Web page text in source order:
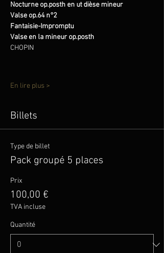
Nocturne op.posth en ut dièse mineur
Valse op.64 n°2
Fantaisie-Impromptu
Valse en la mineur op.posth
CHOPIN
En lire plus >
Billets
Type de billet
Pack groupé 5 places
Prix
100,00 €
TVA incluse
Quantité